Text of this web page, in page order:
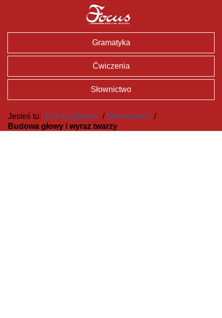
Gramatyka
Ćwiczenia
Słownictwo
Jesteś tu: Strona główna / Słownictwo /
Budowa głowy i wyraz twarzy